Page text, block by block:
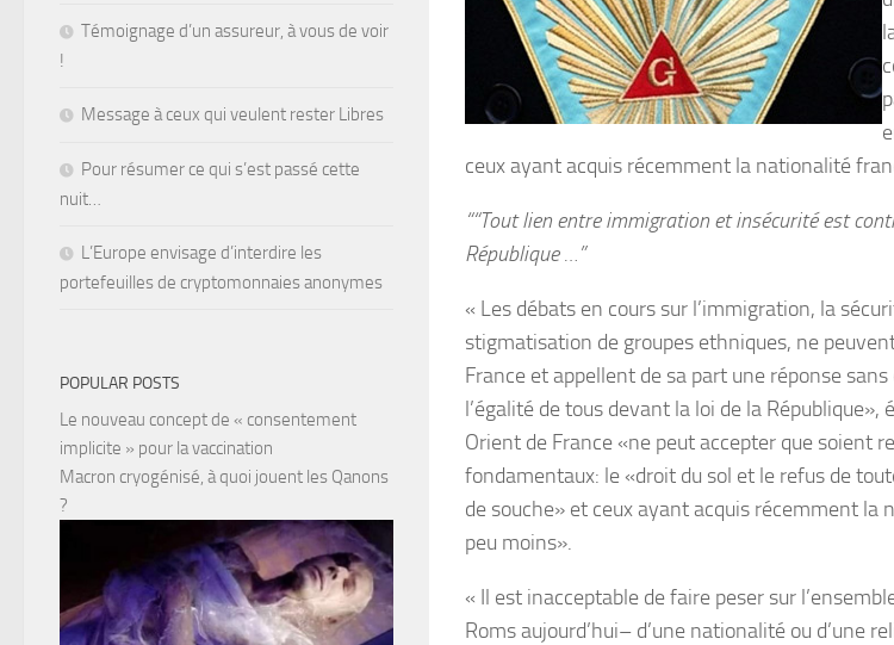
ceux ayant acquis récemment la nationalité
““Tout lien entre immigration et insécurité est
République …”
« Les débats en cours sur l’immigration, la
stigmatisation de groupes ethniques, ne
France et appellent de sa part une réponse
l’égalité de tous devant la loi de la République»,
Orient de France «ne peut accepter que soient
fondamentaux: le «droit du sol et le refus de
de souche» et ceux ayant acquis récemment la
peu moins».
« Il est inacceptable de faire peser sur
Roms aujourd’hui– d’une nationalité ou d’une
Témoignage d’un assureur, à vous de voir
!
Message à ceux qui veulent rester Libres
Pour résumer ce qui s’est passé cette
nuit…
L’Europe envisage d’interdire les
portefeuilles de cryptomonnaies anonymes
POPULAR POSTS
Le nouveau concept de « consentement
implicite » pour la vaccination
Macron cryogénisé, à quoi jouent les Qanons
?